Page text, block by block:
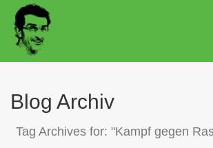
Blog Archiv
Tag Archives for: "Kampf gegen